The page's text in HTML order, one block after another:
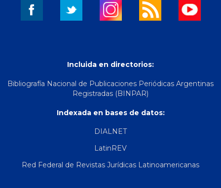
Incluida en directorios:
Bibliografía Nacional de Publicaciones Periódicas Argentinas
Registradas (BINPAR)
Indexada en bases de datos:
DIALNET
LatinREV
Red Federal de Revistas Jurídicas Latinoamericanas